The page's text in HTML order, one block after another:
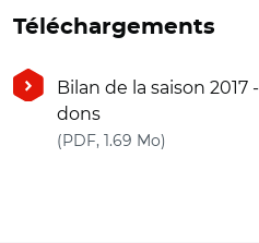
Téléchargements
Bilan de la saison 2017
dons
(PDF, 1.69 Mo)